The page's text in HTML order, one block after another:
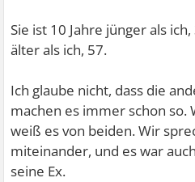
Sie ist 10 Jahre jünger als
älter als ich, 57.
Ich glaube nicht, dass die
machen es immer schon so.
weiß es von beiden. Wir
miteinander, und es war
seine Ex.